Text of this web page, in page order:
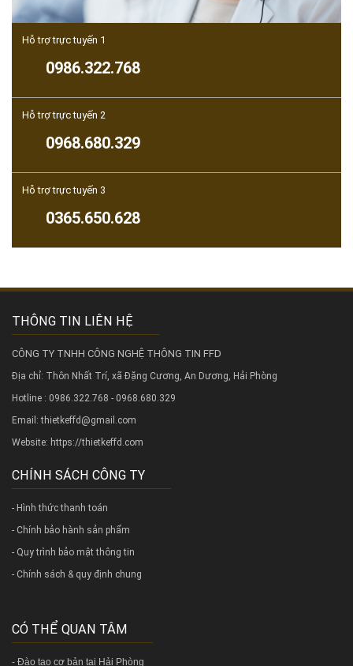
Hỗ trợ trực tuyến 1
0986.322.768
Hỗ trợ trực tuyến 2
0968.680.329
Hỗ trợ trực tuyến 3
0365.650.628
THÔNG TIN LIÊN HỆ
CÔNG TY TNHH CÔNG NGHỆ THÔNG TIN FFD
Địa chỉ: Thôn Nhất Trí, xã Đặng Cương, An Dương, Hải Phòng
Hotline : 0986.322.768 - 0968.680.329
Email: thietkeffd@gmail.com
Website: https://thietkeffd.com
CHÍNH SÁCH CÔNG TY
- Hình thức thanh toán
- Chính bảo hành sản phẩm
- Quy trình bảo mật thông tin
- Chính sách & quy định chung
CÓ THỂ QUAN TÂM
- Đào tạo cơ bản tại Hải Phòng